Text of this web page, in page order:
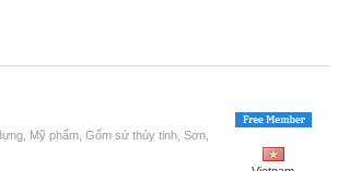
Mỹ phẩm, Gốm sứ thủy tinh, Sơn,